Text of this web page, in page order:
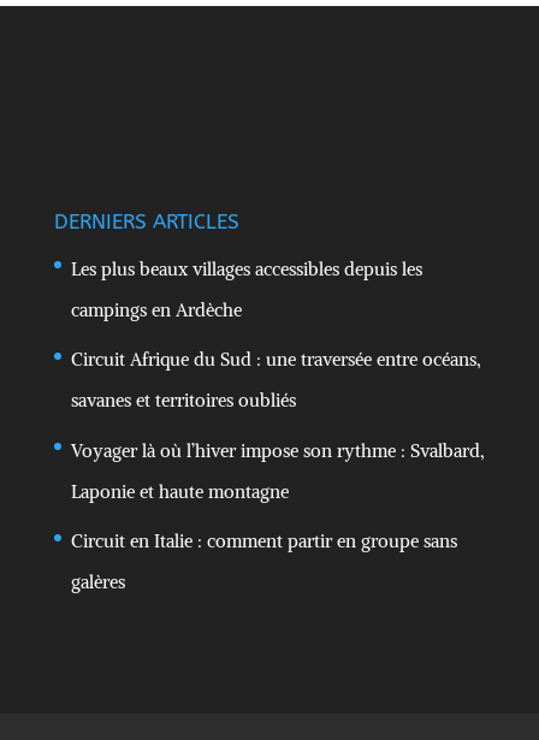
DERNIERS ARTICLES
Les plus beaux villages accessibles depuis les
campings en Ardèche
Circuit Afrique du Sud : une traversée entre océans,
savanes et territoires oubliés
Voyager là où l’hiver impose son rythme : Svalbard,
Laponie et haute montagne
Circuit en Italie : comment partir en groupe sans
galères